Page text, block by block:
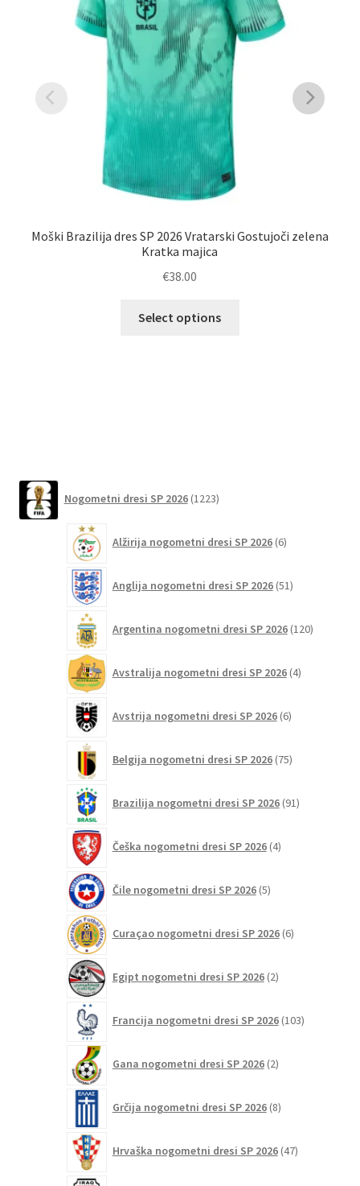
Moški Brazilija dres SP 2026 Vratarski Gostujoči zelena
Kratka majica
€38.00
Select options
Nogometni dresi SP 2026 1223izdelkov
Alžirija nogometni dresi SP 2026 6izdelkov
Anglija nogometni dresi SP 2026 51izdelkov
Argentina nogometni dresi SP 2026 120izdelkov
Avstralija nogometni dresi SP 2026 4izdelki
Avstrija nogometni dresi SP 2026 6izdelkov
Belgija nogometni dresi SP 2026 75izdelkov
Brazilija nogometni dresi SP 2026 91izdelkov
Češka nogometni dresi SP 2026 4izdelki
Čile nogometni dresi SP 2026 5izdelkov
Curaçao nogometni dresi SP 2026 6izdelkov
Egipt nogometni dresi SP 2026 2izdelka
Francija nogometni dresi SP 2026 103izdelki
Gana nogometni dresi SP 2026 2izdelka
Grčija nogometni dresi SP 2026 8izdelkov
Hrvaška nogometni dresi SP 2026 47izdelkov